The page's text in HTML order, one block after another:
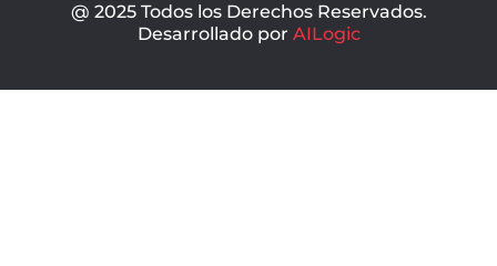
@ 2025 Todos los Derechos Reservados.
Desarrollado por AILogic